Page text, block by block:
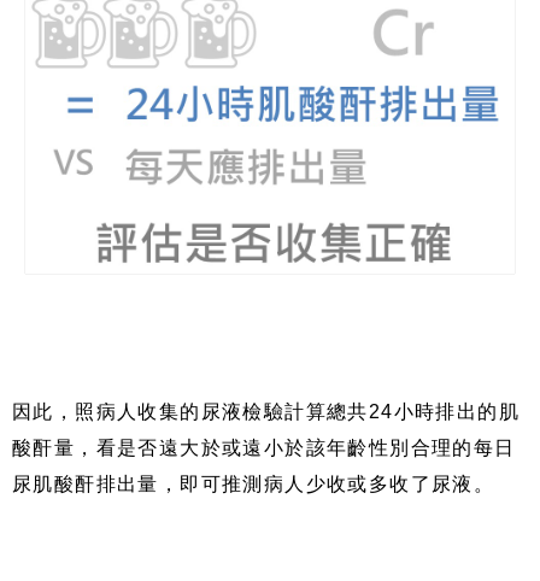
因此，照病人收集的尿液檢驗計算總共24小時排出的肌
酸酐量，看是否遠大於或遠小於該年齡性別合理的每日
尿肌酸酐排出量，即可推測病人少收或多收了尿液。